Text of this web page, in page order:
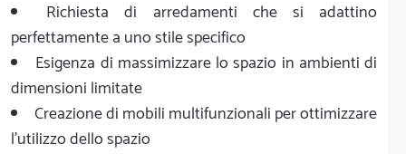
Richiesta di arredamenti che si adattino
perfettamente a uno stile specifico
Esigenza di massimizzare lo spazio in ambienti di
dimensioni limitate
Creazione di mobili multifunzionali per ottimizzare
l'utilizzo dello spazio